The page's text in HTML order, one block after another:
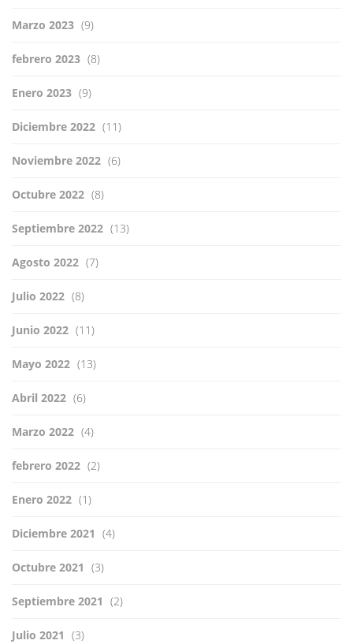
Marzo 2023 (9)
febrero 2023 (8)
Enero 2023 (9)
Diciembre 2022 (11)
Noviembre 2022 (6)
Octubre 2022 (8)
Septiembre 2022 (13)
Agosto 2022 (7)
Julio 2022 (8)
Junio 2022 (11)
Mayo 2022 (13)
Abril 2022 (6)
Marzo 2022 (4)
febrero 2022 (2)
Enero 2022 (1)
Diciembre 2021 (4)
Octubre 2021 (3)
Septiembre 2021 (2)
Julio 2021 (3)